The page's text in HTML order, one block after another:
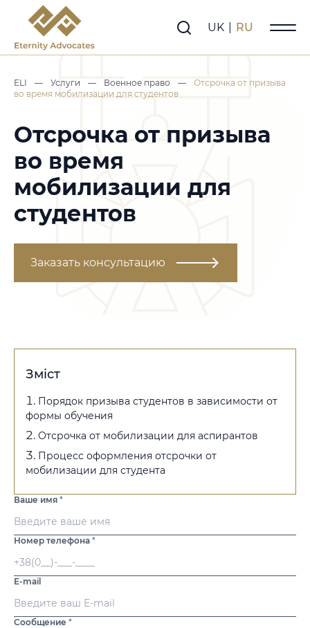
UK RU
ELI — Услуги — Военное право —
Отсрочка от призыва
во время мобилизации для студентов
Отсрочка от призыва
во время
мобилизации для
студентов
Заказать консультацию
Зміст
Порядок призыва студентов в зависимости от
формы обучения
Отсрочка от мобилизации для аспирантов
Процесс оформления отсрочки от
мобилизации для студента
Ваше имя *
Номер телефона *
E-mail
Сообщение *